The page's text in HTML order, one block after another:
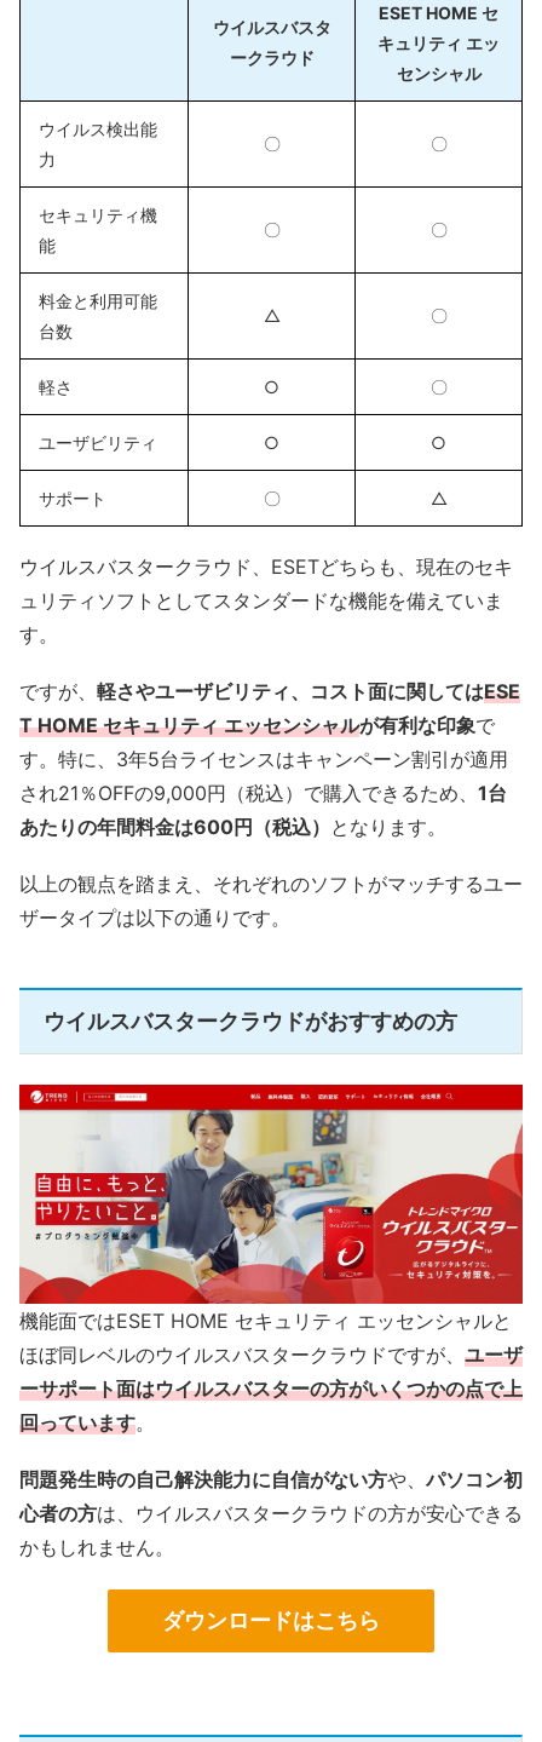
ウイルスバスタ
ークラウド
ESET HOME セ
キュリティ エッ
センシャル
ウイルス検出能
力
〇 〇
セキュリティ機
能
〇 〇
料金と利用可能
台数
△ 〇
軽さ ○ 〇
ユーザビリティ ○ ○
サポート 〇 △
ウイルスバスタークラウド、ESETどちらも、現在のセキ
ュリティソフトとしてスタンダードな機能を備えていま
す。
ですが、 軽さやユーザビリティ、コスト面に関してはESE
T HOME セキュリティ エッセンシャルが有利な印象で
す。特に、3年5台ライセンスはキャンペーン割引が適用
され21％OFFの9,000円（税込）で購入できるため、 1台
あたりの年間料金は600円（税込） となります。
以上の観点を踏まえ、それぞれのソフトがマッチするユー
ザータイプは以下の通りです。
ウイルスバスタークラウドがおすすめの方
機能面ではESET HOME セキュリティ エッセンシャルと
ほぼ同レベルのウイルスバスタークラウドですが、 ユーザ
ーサポート面はウイルスバスターの方がいくつかの点で上
回っています。
問題発生時の自己解決能力に自信がない方や、パソコン初
心者の方は、ウイルスバスタークラウドの方が安心できる
かもしれません。
ダウンロードはこちら